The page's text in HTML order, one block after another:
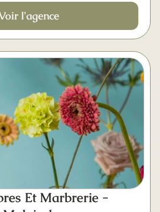
l'agence
Et Marbrerie -